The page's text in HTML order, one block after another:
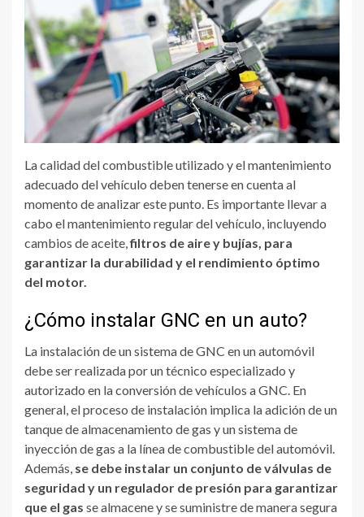
La calidad del combustible utilizado y el mantenimiento
adecuado del vehículo deben tenerse en cuenta al
momento de analizar este punto. Es importante llevar a
cabo el mantenimiento regular del vehículo, incluyendo
cambios de aceite,filtros de aire y bujías, para
garantizar la durabilidad y el rendimiento óptimo
del motor.
¿Cómo instalar GNC en un auto?
La instalación de un sistema de GNC en un automóvil
debe ser realizada por un técnico especializado y
autorizado en la conversión de vehículos a GNC. En
general, el proceso de instalación implica la adición de un
tanque de almacenamiento de gas y un sistema de
inyección de gas a la línea de combustible del automóvil.
Además, se debe instalar un conjunto de válvulas de
seguridad y un regulador de presión para garantizar
que el gas se almacene y se suministre de manera segura